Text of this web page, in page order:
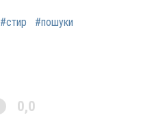
#стир #пошуки
0,0